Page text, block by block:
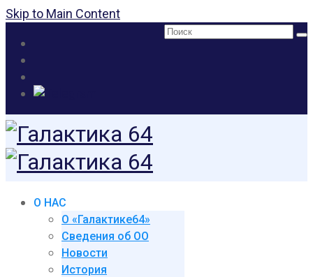
Skip to Main Content
Поиск:
О НАС
О «Галактике64»
Сведения об ОО
Новости
История